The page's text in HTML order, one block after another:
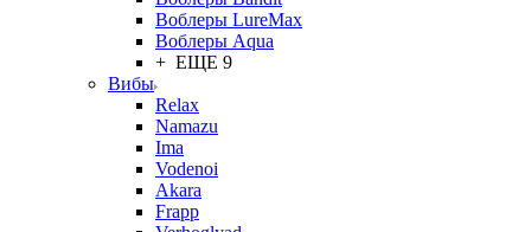
Воблеры LureMax
Воблеры Aqua
+ ЕЩЕ 9
Вибы
Relax
Namazu
Ima
Vodenoi
Akara
Frapp